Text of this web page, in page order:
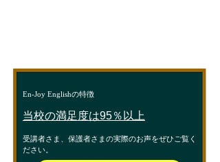
En-Joy Englishの特徴
当校の満足度は95％以上
受講者さま、保護者さまの実際のお声をぜひご覧く
ださい。